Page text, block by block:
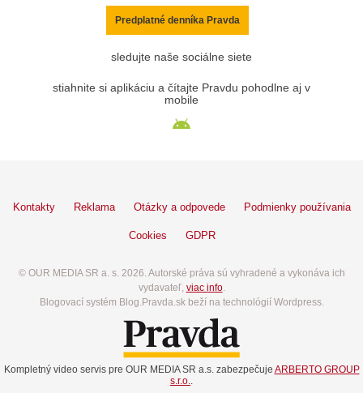
Predplatné denníka Pravda
sledujte naše sociálne siete
stiahnite si aplikáciu a čítajte Pravdu pohodlne aj v
mobile
Kontakty Reklama Otázky a odpovede Podmienky používania
Cookies GDPR
© OUR MEDIA SR a. s. 2026. Autorské práva sú vyhradené a vykonáva ich
vydavateľ, viac info.
Blogovací systém Blog.Pravda.sk beží na technológií Wordpress.
Kompletný video servis pre OUR MEDIA SR a.s. zabezpečuje ARBERTO GROUP
s.r.o.